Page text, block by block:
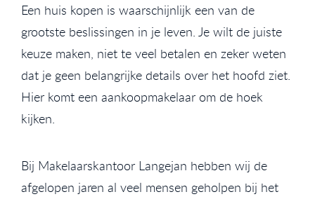
Een huis kopen is waarschijnlijk een van de
grootste beslissingen in je leven. Je wilt de juiste
keuze maken, niet te veel betalen en zeker weten
dat je geen belangrijke details over het hoofd ziet.
Hier komt een aankoopmakelaar om de hoek
kijken.
Bij Makelaarskantoor Langejan hebben wij de
afgelopen jaren al veel mensen geholpen bij het